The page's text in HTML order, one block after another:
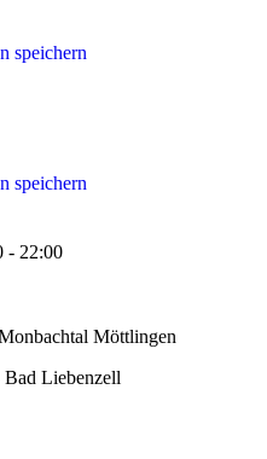
speichern
speichern
- 22:00
Möttlingen
Bad Liebenzell